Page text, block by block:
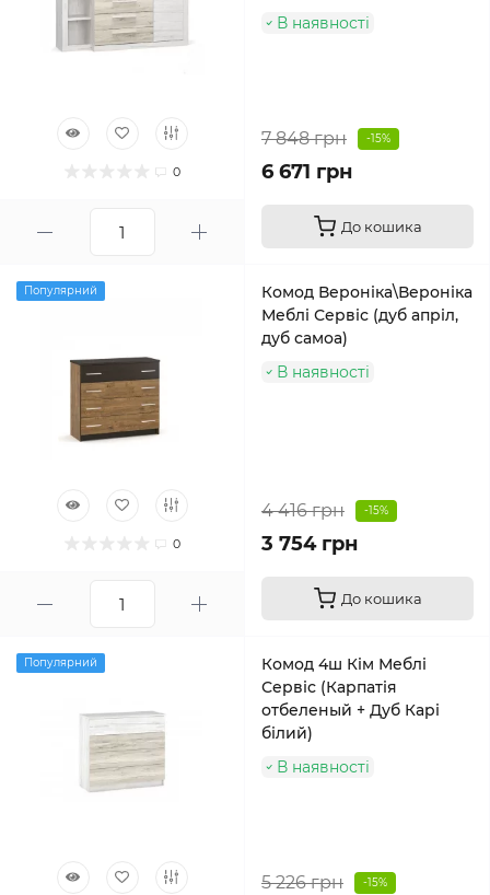
0
В наявності
7 848 грн -15%
6 671 грн
До кошика
Популярний
0
Комод Вероніка\Вероніка
Меблі Сервіс (дуб апріл,
дуб самоа)
В наявності
4 416 грн -15%
3 754 грн
До кошика
Популярний
Комод 4ш Кім Меблі
Сервіс (Карпатія
отбеленый + Дуб Карі
білий)
В наявності
5 226 грн -15%